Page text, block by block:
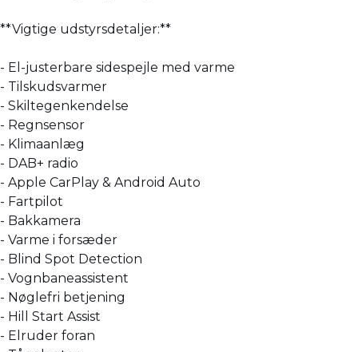
**Vigtige udstyrsdetaljer:**
- El-justerbare sidespejle med varme
- Tilskudsvarmer
- Skiltegenkendelse
- Regnsensor
- Klimaanlæg
- DAB+ radio
- Apple CarPlay & Android Auto
- Fartpilot
- Bakkamera
- Varme i forsæder
- Blind Spot Detection
- Vognbaneassistent
- Nøglefri betjening
- Hill Start Assist
- Elruder foran